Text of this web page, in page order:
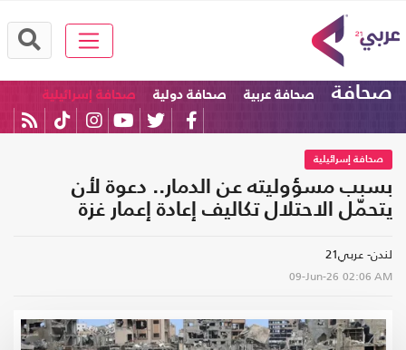
صحافة صحافة عربية صحافة دولية صحافة إسرائيلية
صحافة إسرائيلية
بسبب مسؤوليته عن الدمار.. دعوة لأن
يتحمّل الاحتلال تكاليف إعادة إعمار غزة
لندن- عربي21
09-Jun-26 02:06 AM